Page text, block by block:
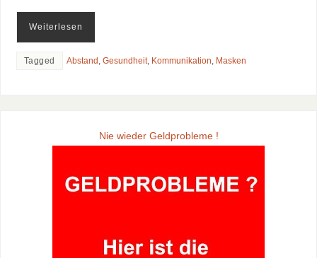
Weiterlesen
Tagged Abstand , Gesundheit, Kommunikation, Masken
Nie wieder Geldprobleme !